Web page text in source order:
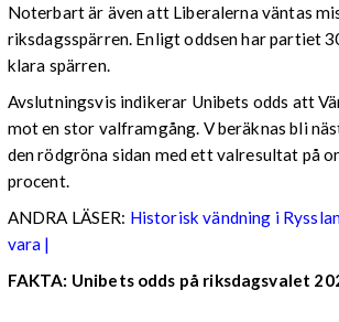
Noterbart är även att Liberalerna väntas
riksdagsspärren. Enligt oddsen har partiet
klara spärren.
Avslutningsvis indikerar Unibets odds att
mot en stor valframgång. V beräknas bli
den rödgröna sidan med ett valresultat på
procent.
ANDRA LÄSER: Historisk vändning i
vara |
FAKTA: Unibets odds på riksdagsvalet